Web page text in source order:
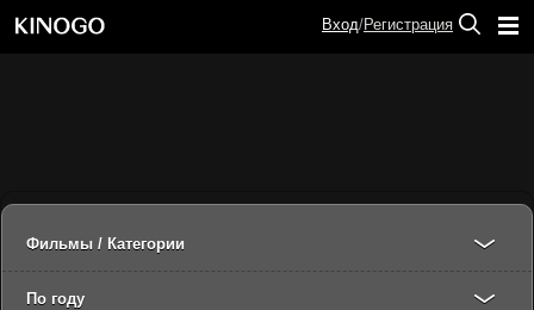
Фильмы / Категории
По году
Вход/Регистрация